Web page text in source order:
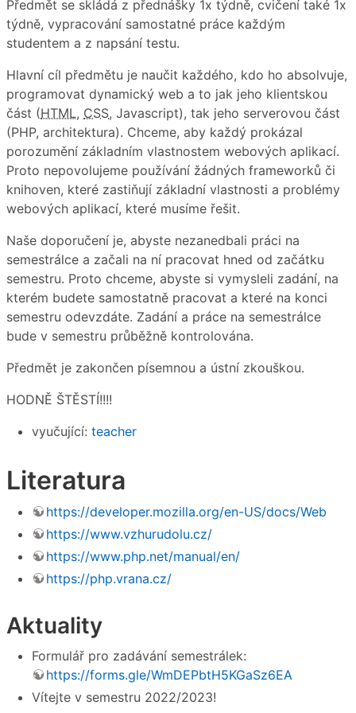
Předmět se skládá z přednášky 1x týdně, cvičení také 1x
týdně, vypracování samostatné práce každým
studentem a z napsání testu.
Hlavní cíl předmětu je naučit každého, kdo ho absolvuje,
programovat dynamický web a to jak jeho klientskou
část (HTML, CSS, Javascript), tak jeho serverovou část
(PHP, architektura). Chceme, aby každý prokázal
porozumění základním vlastnostem webových aplikací.
Proto nepovolujeme používání žádných frameworků či
knihoven, které zastiňují základní vlastnosti a problémy
webových aplikací, které musíme řešit.
Naše doporučení je, abyste nezanedbali práci na
semestrálce a začali na ní pracovat hned od začátku
semestru. Proto chceme, abyste si vymysleli zadání, na
kterém budete samostatně pracovat a které na konci
semestru odevzdáte. Zadání a práce na semestrálce
bude v semestru průběžně kontrolována.
Předmět je zakončen písemnou a ústní zkouškou.
HODNĚ ŠTĚSTÍ!!!!
vyučující: teacher
Literatura
https://developer.mozilla.org/en-US/docs/Web
https://www.vzhurudolu.cz/
https://www.php.net/manual/en/
https://php.vrana.cz/
Aktuality
Formulář pro zadávání semestrálek:
https://forms.gle/WmDEPbtH5KGaSz6EA
Vítejte v semestru 2022/2023!